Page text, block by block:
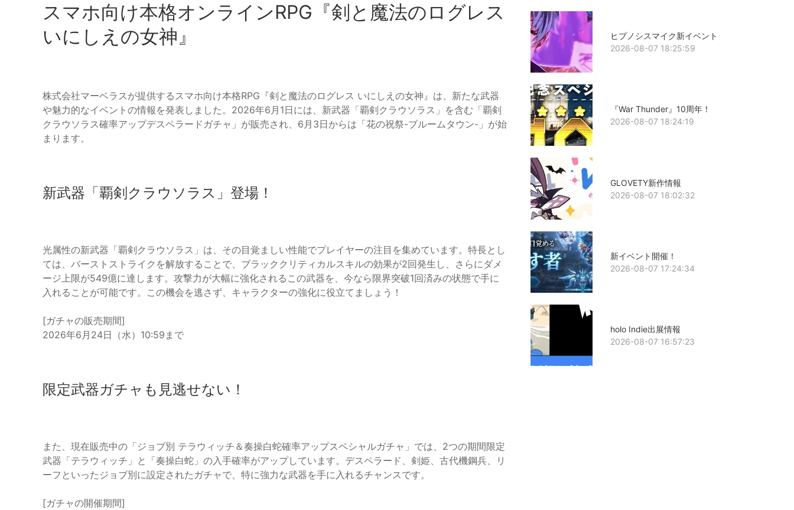
スマホ向け本格オンラインRPG『剣と魔法のログレス
いにしえの女神』
株式会社マーベラスが提供するスマホ向け本格RPG『剣と魔法のログレス いにしえの女神』は、新たな武器
や魅力的なイベントの情報を発表しました。2026年6月1日には、新武器「覇剣クラウソラス」を含む「覇剣
クラウソラス確率アップデスペラードガチャ」が販売され、6月3日からは「花の祝祭-ブルームタウン-」が始
まります。
新武器「覇剣クラウソラス」登場！
光属性の新武器「覇剣クラウソラス」は、その目覚ましい性能でプレイヤーの注目を集めています。特長とし
ては、バーストストライクを解放することで、ブラッククリティカルスキルの効果が2回発生し、さらにダメ
ージ上限が549億に達します。攻撃力が大幅に強化されるこの武器を、今なら限界突破1回済みの状態で手に
入れることが可能です。この機会を逃さず、キャラクターの強化に役立てましょう！
[ガチャの販売期間]
2026年6月24日（水）10:59まで
限定武器ガチャも見逃せない！
また、現在販売中の「ジョブ別 テラウィッチ＆奏操白蛇確率アップスペシャルガチャ」では、2つの期間限定
武器「テラウィッチ」と「奏操白蛇」の入手確率がアップしています。デスペラード、剣姫、古代機鋼兵、リ
ーフといったジョブ別に設定されたガチャで、特に強力な武器を手に入れるチャンスです。
[ガチャの開催期間]
ヒプノシスマイク新イベント
2026-08-07 18:25:59
『War Thunder』10周年！
2026-08-07 18:24:19
GLOVETY新作情報
2026-08-07 18:02:32
新イベント開催！
2026-08-07 17:24:34
holo Indie出展情報
2026-08-07 16:57:23